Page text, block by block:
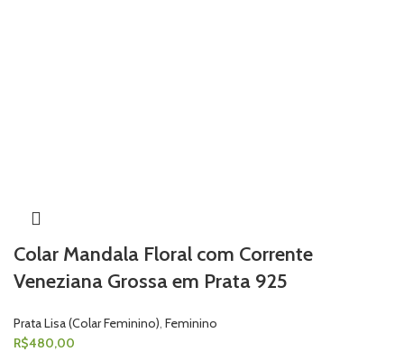
Colar Mandala Floral com Corrente
Veneziana Grossa em Prata 925
Prata Lisa (Colar Feminino), Feminino
R$480,00